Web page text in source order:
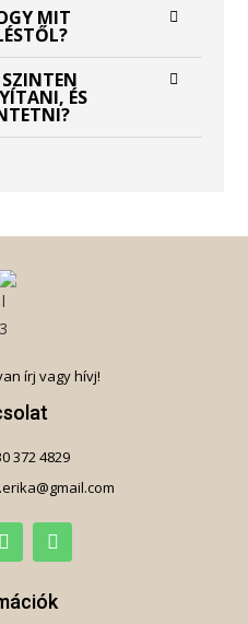
MIT
ÉS
írj vagy hívj!
372 4829